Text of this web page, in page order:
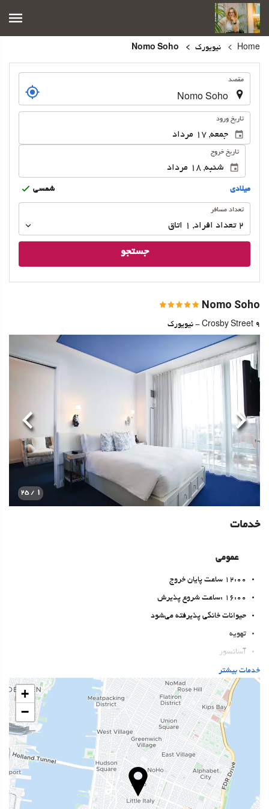
Home نیویورک
مقصد
تاریخ ورود
تاریخ خروج
ميلادى شمسى
تعداد
تعداد مسافر
2 تعداد افراد ,
1 اتاق
جستجو
Nomo Soho
9 Crosby Street - نیویورک
1
/ 25
قبلی بعدی
خدمات
عمومی
12:00 ساعت پایان خروج
16:00 :ساعت شروع پذیرش
حیوانات خانگی پذیرفته می‌شود
تهویه
آسانسور
دسترسی افراد با محدودیت‌های حرکتی
اتاق‌های غیرسیگاری‌ها
خدمات پذیرش
انبار چمدان
گاوصندوق
تبدیل پول
اطلاعات توریستی
خدمات بیشتر
+
−